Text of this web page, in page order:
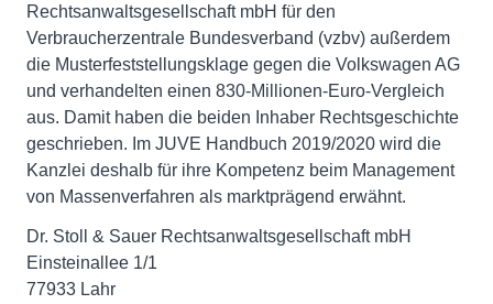
Rechtsanwaltsgesellschaft mbH für den
Verbraucherzentrale Bundesverband (vzbv) außerdem
die Musterfeststellungsklage gegen die Volkswagen AG
und verhandelten einen 830-Millionen-Euro-Vergleich
aus. Damit haben die beiden Inhaber Rechtsgeschichte
geschrieben. Im JUVE Handbuch 2019/2020 wird die
Kanzlei deshalb für ihre Kompetenz beim Management
von Massenverfahren als marktprägend erwähnt.
Dr. Stoll & Sauer Rechtsanwaltsgesellschaft mbH
Einsteinallee 1/1
77933 Lahr